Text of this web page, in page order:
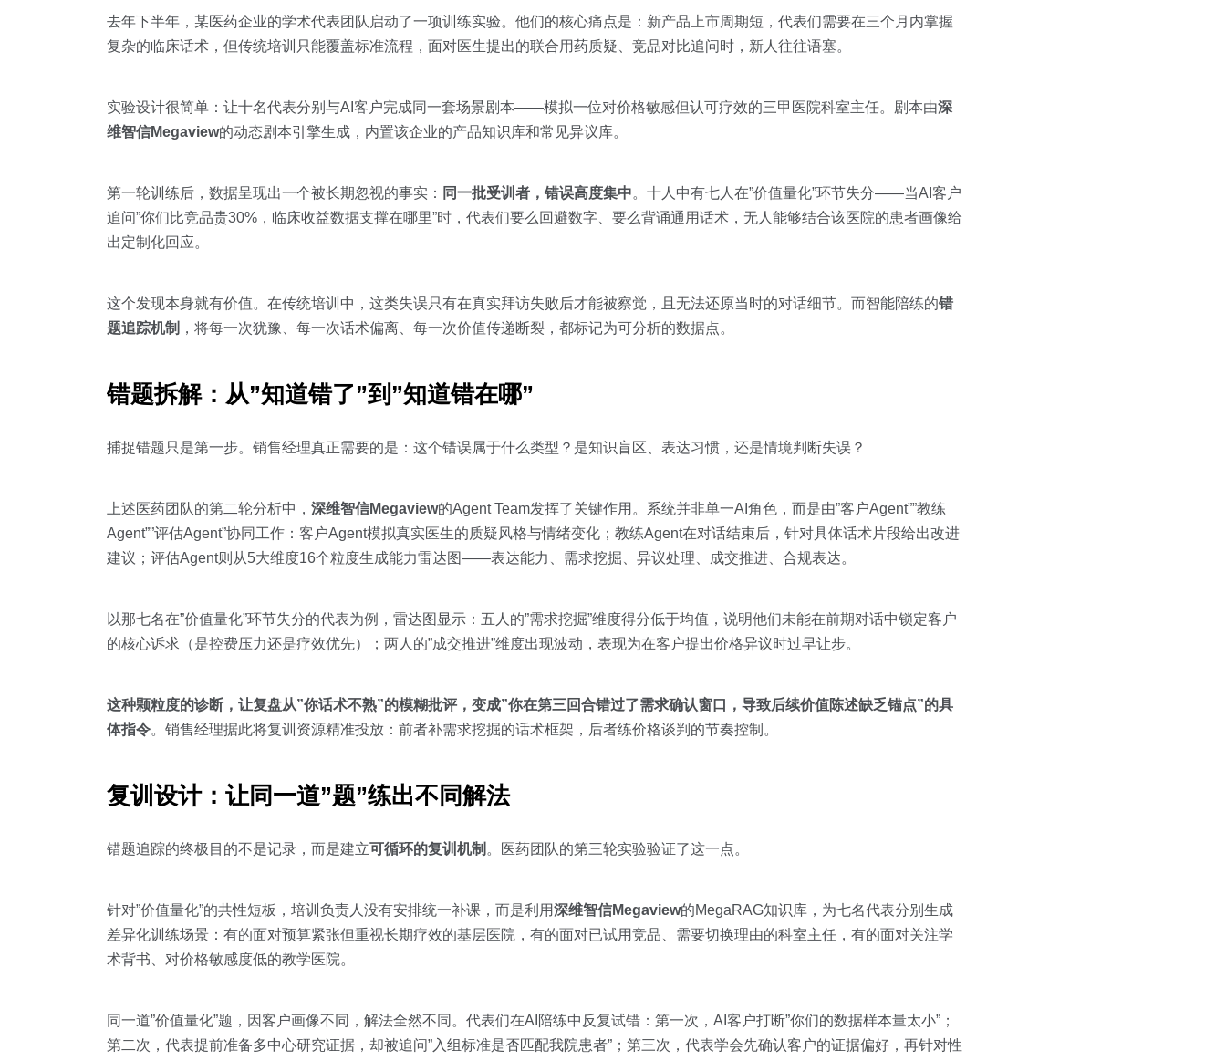
去年下半年，某医药企业的学术代表团队启动了一项训练实验。他们的核心痛点是：新产品上市周期短，代表们需要在三个月内掌握
复杂的临床话术，但传统培训只能覆盖标准流程，面对医生提出的联合用药质疑、竞品对比追问时，新人往往语塞。
实验设计很简单：让十名代表分别与AI客户完成同一套场景剧本——模拟一位对价格敏感但认可疗效的三甲医院科室主任。剧本由深
维智信Megaview的动态剧本引擎生成，内置该企业的产品知识库和常见异议库。
第一轮训练后，数据呈现出一个被长期忽视的事实： 同一批受训者，错误高度集中。十人中有七人在”价值量化”环节失分——当AI客户
追问”你们比竞品贵30%，临床收益数据支撑在哪里”时，代表们要么回避数字、要么背诵通用话术，无人能够结合该医院的患者画像给
出定制化回应。
这个发现本身就有价值。在传统培训中，这类失误只有在真实拜访失败后才能被察觉，且无法还原当时的对话细节。而智能陪练的错
题追踪机制 ，将每一次犹豫、每一次话术偏离、每一次价值传递断裂，都标记为可分析的数据点。
错题拆解：从”知道错了”到”知道错在哪”
捕捉错题只是第一步。销售经理真正需要的是：这个错误属于什么类型？是知识盲区、表达习惯，还是情境判断失误？
上述医药团队的第二轮分析中， 深维智信Megaview的Agent Team发挥了关键作用。系统并非单一AI角色，而是由”客户Agent””教练
Agent””评估Agent”协同工作：客户Agent模拟真实医生的质疑风格与情绪变化；教练Agent在对话结束后，针对具体话术片段给出改进
建议；评估Agent则从5大维度16个粒度生成能力雷达图——表达能力、需求挖掘、异议处理、成交推进、合规表达。
以那七名在”价值量化”环节失分的代表为例，雷达图显示：五人的”需求挖掘”维度得分低于均值，说明他们未能在前期对话中锁定客户
的核心诉求（是控费压力还是疗效优先）；两人的”成交推进”维度出现波动，表现为在客户提出价格异议时过早让步。
这种颗粒度的诊断，让复盘从”你话术不熟”的模糊批评，变成”你在第三回合错过了需求确认窗口，导致后续价值陈述缺乏锚点”的具
体指令。销售经理据此将复训资源精准投放：前者补需求挖掘的话术框架，后者练价格谈判的节奏控制。
复训设计：让同一道”题”练出不同解法
错题追踪的终极目的不是记录，而是建立可循环的复训机制 。医药团队的第三轮实验验证了这一点。
针对”价值量化”的共性短板，培训负责人没有安排统一补课，而是利用深维智信Megaview的MegaRAG知识库，为七名代表分别生成
差异化训练场景：有的面对预算紧张但重视长期疗效的基层医院，有的面对已试用竞品、需要切换理由的科室主任，有的面对关注学
术背书、对价格敏感度低的教学医院。
同一道”价值量化”题，因客户画像不同，解法全然不同。代表们在AI陪练中反复试错：第一次，AI客户打断”你们的数据样本量太小”；
第二次，代表提前准备多中心研究证据，却被追问”入组标准是否匹配我院患者”；第三次，代表学会先确认客户的证据偏好，再针对性